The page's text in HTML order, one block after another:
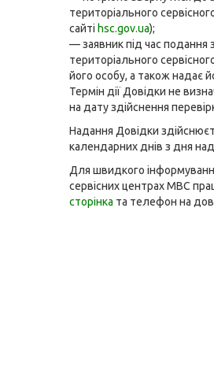
територіального
сайті hsc.gov.ua);
— заявник під час подання
територіального
його особу, а також надає
Термін дії Довідки не
на дату здійснення
Надання Довідки
календарних днів з дня
Для швидкого
сервісних центрах МВС
сторінка та телефон на